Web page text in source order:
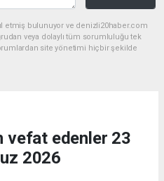
etmiş bulunuyor ve denizli20haber.com
veya dolaylı tüm sorumluluğu tek
site yönetimi hiçbir şekilde
vefat edenler 23
2026